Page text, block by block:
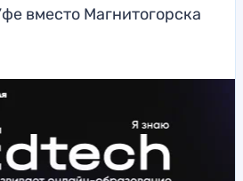
вместо Магнитогорска